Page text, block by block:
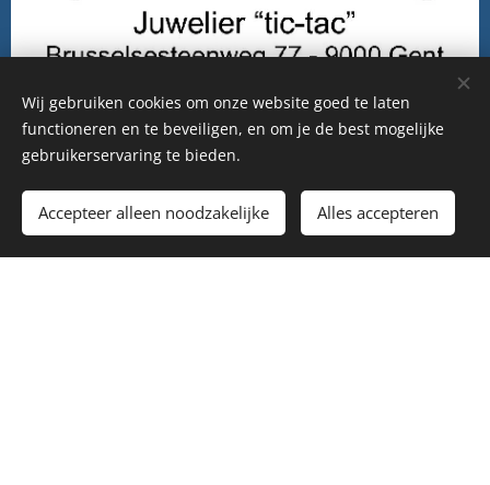
Wij gebruiken cookies om onze website goed te laten
functioneren en te beveiligen, en om je de best mogelijke
gebruikerservaring te bieden.
Accepteer alleen noodzakelijke Alles accepteren